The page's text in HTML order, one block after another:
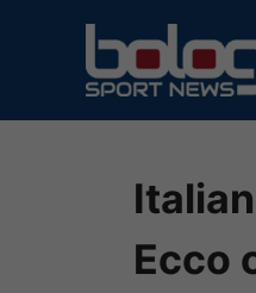
contenuto
Ecco